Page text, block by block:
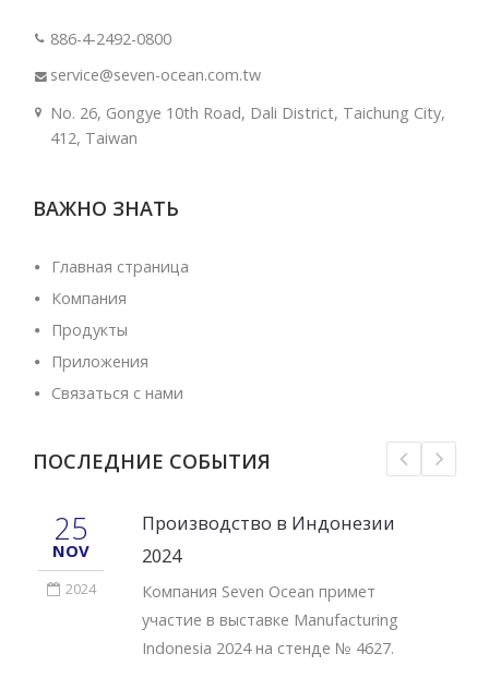
886-4-2492-0800
service@seven-ocean.com.tw
No. 26, Gongye 10th Road, Dali District, Taichung City,
412, Taiwan
ВАЖНО ЗНАТЬ
Главная страница
Компания
Продукты
Приложения
Связаться с нами
ПОСЛЕДНИЕ СОБЫТИЯ
25
NOV
2024
Производство в Индонезии
2024
Компания Seven Ocean примет
участие в выставке Manufacturing
Indonesia 2024 на стенде № 4627.